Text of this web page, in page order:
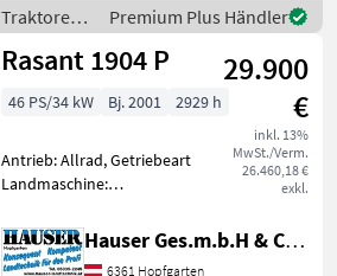
Zwillingsräder -
Arbeitsscheinwerfer -
Traktoren /
Rasant
Premium Plus Händler
Rasant 1904 P
29.900
€
inkl. 13%
MwSt./Verm.
26.460,18 €
exkl.
46 PS/34 kW Bj. 2001 2929 h
Antrieb: Allrad, Getriebeart
Landmaschine:
Verdeck,
Zapfwellendrehzahl:
Hauser Ges.m.b.H & Co.KG
6361 Hopfgarten